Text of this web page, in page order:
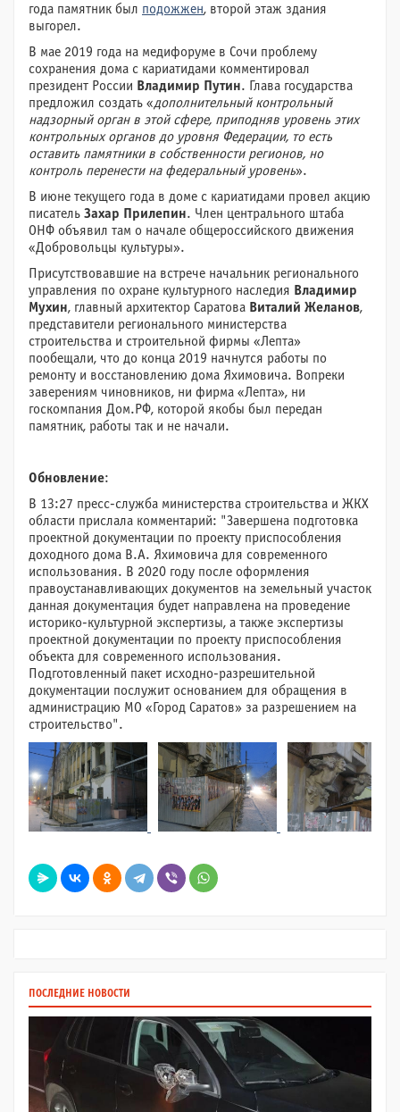
года памятник был подожжен, второй этаж здания
выгорел.
В мае 2019 года на медифоруме в Сочи проблему
сохранения дома с кариатидами комментировал
президент России Владимир Путин. Глава государства
предложил создать «дополнительный контрольный
надзорный орган в этой сфере, приподняв уровень этих
контрольных органов до уровня Федерации, то есть
оставить памятники в собственности регионов, но
контроль перенести на федеральный уровень».
В июне текущего года в доме с кариатидами провел акцию
писатель Захар Прилепин. Член центрального штаба
ОНФ объявил там о начале общероссийского движения
«Добровольцы культуры».
Присутствовавшие на встрече начальник регионального
управления по охране культурного наследия Владимир
Мухин, главный архитектор Саратова Виталий Желанов,
представители регионального министерства
строительства и строительной фирмы «Лепта»
пообещали, что до конца 2019 начнутся работы по
ремонту и восстановлению дома Яхимовича. Вопреки
заверениям чиновников, ни фирма «Лепта», ни
госкомпания Дом.РФ, которой якобы был передан
памятник, работы так и не начали.
Обновление:
В 13:27 пресс-служба министерства строительства и ЖКХ
области прислала комментарий: "Завершена подготовка
проектной документации по проекту приспособления
доходного дома В.А. Яхимовича для современного
использования. В 2020 году после оформления
правоустанавливающих документов на земельный участок
данная документация будет направлена на проведение
историко-культурной экспертизы, а также экспертизы
проектной документации по проекту приспособления
объекта для современного использования.
Подготовленный пакет исходно-разрешительной
документации послужит основанием для обращения в
администрацию МО «Город Саратов» за разрешением на
строительство".
ПОСЛЕДНИЕ НОВОСТИ